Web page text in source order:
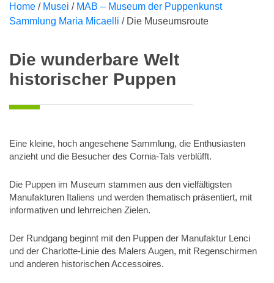
Home / Musei / MAB – Museum der Puppenkunst
Sammlung Maria Micaelli / Die Museumsroute
Die wunderbare Welt
historischer Puppen
Eine kleine, hoch angesehene Sammlung, die Enthusiasten
anzieht und die Besucher des Cornia-Tals verblüfft.
Die Puppen im Museum stammen aus den vielfältigsten
Manufakturen Italiens und werden thematisch präsentiert, mit
informativen und lehrreichen Zielen.
Der Rundgang beginnt mit den Puppen der Manufaktur Lenci
und der Charlotte-Linie des Malers Augen, mit Regenschirmen
und anderen historischen Accessoires.